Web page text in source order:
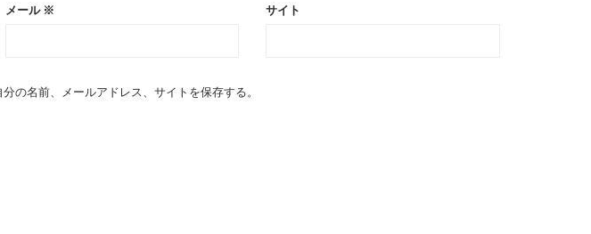
メール ※ サイト
の名前、メールアドレス、サイトを保存する。